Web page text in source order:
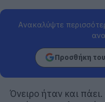
Ανακαλύψτε
Προσθήκη
Όνειρο ήταν και